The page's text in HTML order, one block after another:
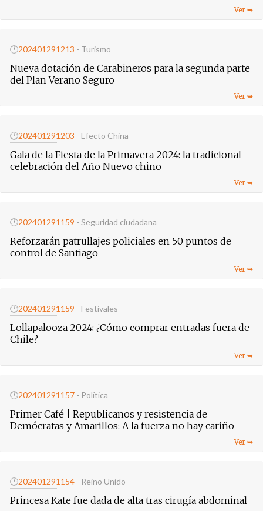
🕐202401291213 - Turismo
Nueva dotación de Carabineros para la segunda parte
del Plan Verano Seguro
🕐202401291203 - Efecto China
Gala de la Fiesta de la Primavera 2024: la tradicional
celebración del Año Nuevo chino
🕐202401291159 - Seguridad ciudadana
Reforzarán patrullajes policiales en 50 puntos de
control de Santiago
🕐202401291159 - Festivales
Lollapalooza 2024: ¿Cómo comprar entradas fuera de
Chile?
🕐202401291157 - Política
Primer Café | Republicanos y resistencia de
Demócratas y Amarillos: A la fuerza no hay cariño
🕐202401291154 - Reino Unido
Princesa Kate fue dada de alta tras cirugía abdominal